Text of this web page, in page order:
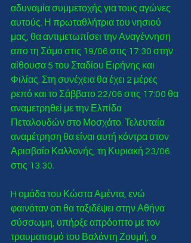
αδυναμία συμμετοχής για τους αγώνες
αυτούς. Η πρωταθλήτρια του νησιού
μας, θα αντιμετωπίσει την Αναγέννηση
απο τη Σάμο στις 19/06 στις 17:30 στην
αίθουσα 5 του Σταδίου Ειρήνης και
Φιλίας. Στη συνέχεια θα έχει 2 μέρες
ρεπό και το Σάββατο 22/06 στις 17:00 θα
αναμετρηθεί με την Ελπίδα
Πεταλουδών στο Μοσχάτο. Τελευταία
αναμέτρηση θα είναι αυτή κόντρα στον
Αρισβαίο Καλλονής, τη Κυριακή 23/06
στις 13:30.
H ομάδα του Κώστα Αμέντα, ενώ
φαινόταν οτι θα ταξιδέψει στην Αθήνα
σύσσωμη, υπήρξε απρόοπτο με τον
τραυματισμό του Βαλάντη Ζουμή, ο